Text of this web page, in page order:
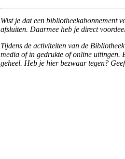
Wist je dat een bibliotheekabonnement
afsluiten. Daarmee heb je direct
Tijdens de activiteiten van de
media of in gedrukte of online uitingen.
geheel. Heb je hier bezwaar tegen?